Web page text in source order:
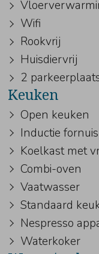
Wifi
Rookvrij
Huisdiervrij
2
Keuken
Open keuken
Inductie fornuis
Koelkast met
Combi-oven
Vaatwasser
Standaard
Nespresso
Waterkoker